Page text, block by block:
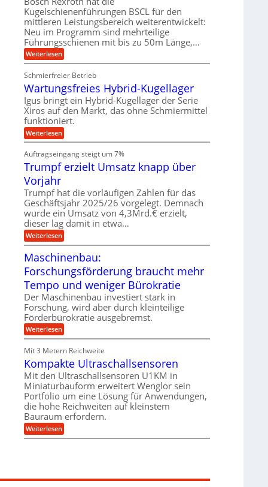
n
g
e
n
u
b
b
e
w
e
g
n
g
e
n
m
o
i
v
e
u
n
d
M
a
s
c
h
i
n
e
b
a
u
e
r
W
e
r
k
z
e
u
k
r
e
s
l
a
f
Kugelschienenführungen BSCL für den
mittleren Leistungsbereich weiterentwickelt:
Neu im Programm sind mehrteilige
Führungsschienen mit bis zu 50m Länge,…
Weiterlesen:
K
g
e
l
s
c
h
i
e
n
e
n
r
u
n
g
e
n
B
S
C
L
e
i
t
e
r
e
n
w
i
c
k
e
l
t
Schmierfreier Betrieb
Wartungsfreies Hybrid-Kugellager
Igus bringt ein Hybrid-Kugellager der Serie
Xiros auf den Markt, das ohne Schmiermittel
funktioniert.
Weiterlesen:
W
r
t
g
s
f
r
e
i
e
H
b
r
i
d
-
K
u
g
e
l
l
a
g
e
r
Auftragseingang steigt um 7%
Trumpf erzielt Umsatz knapp über
Vorjahr
Trumpf hat die vorläufigen Zahlen für das
Geschäftsjahr 2025/26 vorgelegt. Demnach
wurde ein Umsatz von 4,3Mrd.€ erzielt,
dieser lag damit in etwa…
Weiterlesen:
T
u
m
p
f
e
r
z
i
e
l
U
m
s
a
t
z
k
n
a
p
p
V
Maschinenbau:
Forschungsförderung braucht mehr
Tempo und weniger Bürokratie
Der Maschinenbau investiert stark in
Forschung, wird aber durch kleinteilige
Förderbürokratie ausgebremst.
Weiterlesen:
M
s
c
h
i
n
e
n
b
a
u
:
c
Mit 3 Metern Reichweite
Kompakte Ultraschallsensoren
Mit den Ultraschallsensoren U1KM in
Miniaturbauform erweitert Wenglor sein
Portfolio um eine Lösung für Anwendungen,
die hohe Reichweiten auf kleinstem
Bauraum erfordern.
Weiterlesen:
K
k